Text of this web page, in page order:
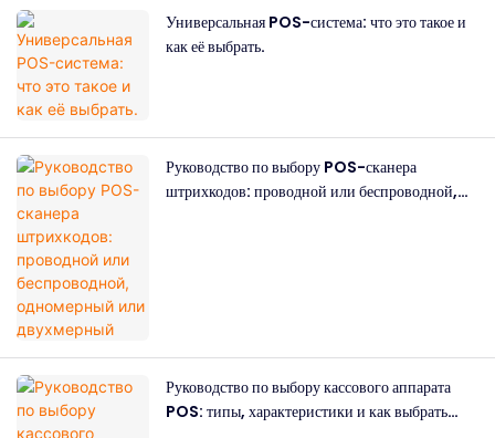
Универсальная POS-система: что это такое и
как её выбрать.
Руководство по выбору POS-сканера
штрихкодов: проводной или беспроводной,
Руководство по выбору кассового аппарата
POS: типы, характеристики и как выбрать